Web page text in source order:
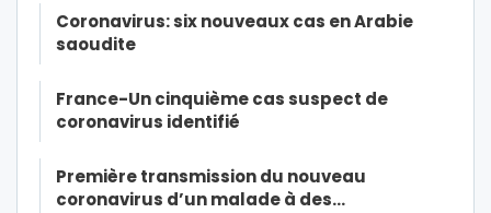
Coronavirus: six nouveaux cas en Arabie
saoudite
France-Un cinquième cas suspect de
coronavirus identifié
Première transmission du nouveau
coronavirus d’un malade à des…